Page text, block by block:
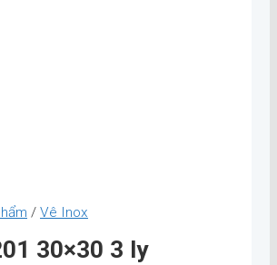
/ Vê Inox
30×30 3 ly